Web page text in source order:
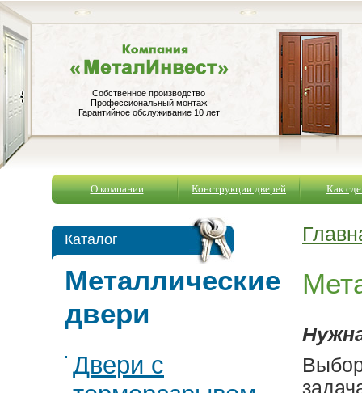
Собственное производство
Профессиональный монтаж
Гарантийное обслуживание 10 лет
О компании Конструкции дверей Как
Каталог
Металлические
двери
Двери с